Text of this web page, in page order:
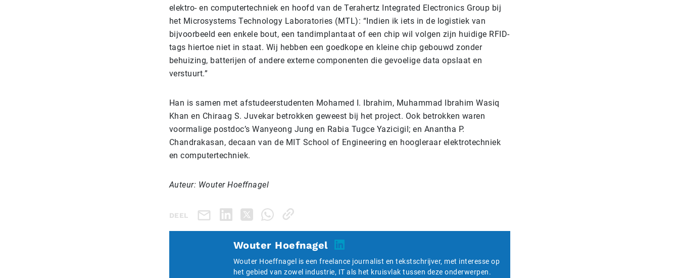
elektro- en computertechniek en hoofd van de Terahertz Integrated Electronics Group bij
het Microsystems Technology Laboratories (MTL): “Indien ik iets in de logistiek van
bijvoorbeeld een enkele bout, een tandimplantaat of een chip wil volgen zijn huidige RFID-
tags hiertoe niet in staat. Wij hebben een goedkope en kleine chip gebouwd zonder
behuizing, batterijen of andere externe componenten die gevoelige data opslaat en
verstuurt.”
Han is samen met afstudeerstudenten Mohamed I. Ibrahim, Muhammad Ibrahim Wasiq
Khan en Chiraag S. Juvekar betrokken geweest bij het project. Ook betrokken waren
voormalige postdoc’s Wanyeong Jung en Rabia Tugce Yazicigil; en Anantha P.
Chandrakasan, decaan van de MIT School of Engineering en hoogleraar elektrotechniek
en computertechniek.
Auteur: Wouter Hoeffnagel
DEEL
Wouter Hoefnagel
Wouter Hoeffnagel is een freelance journalist en tekstschrijver, met interesse op
het gebied van zowel industrie, IT als het kruisvlak tussen deze onderwerpen.